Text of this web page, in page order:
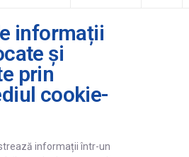
informații
și
prin
cookie-
informații într-un